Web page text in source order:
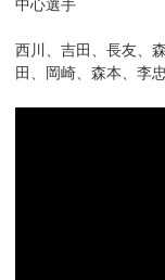
中心選手
西川、吉田、長友、
田、岡崎、森本、李